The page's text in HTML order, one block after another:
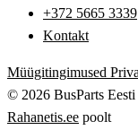
+372 5665 3339
Kontakt
Müügitingimused
© 2026 BusParts
Rahanetis.ee poolt